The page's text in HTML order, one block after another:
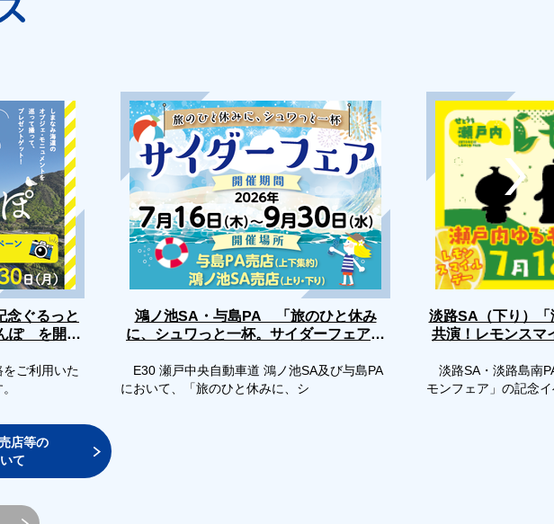
念ぐるっと
ぽ を開催
ご利用いた
。
鴻ノ池SA・与島PA 「旅のひと休み
に、シュワっと一杯。サイダーフェア」
E30 瀬戸中央自動車道 鴻ノ池SA及び与島PA
において、「旅のひと休みに、シ
淡路SA（下り）
共演！レモンスマ
淡路SA・淡路島南
モンフェア」の記念
店等の
て